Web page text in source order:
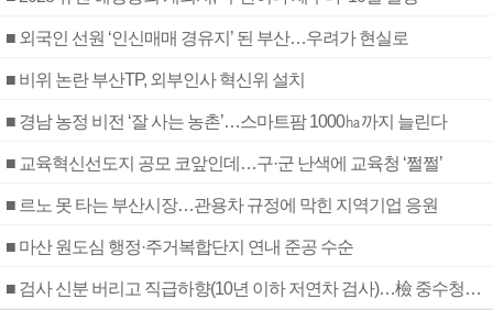
■ 외국인 선원 ‘인신매매 경유지’ 된 부산…우려가 현실로
■ 비위 논란 부산TP, 외부인사 혁신위 설치
■ 경남 농정 비전 ‘잘 사는 농촌’…스마트팜 1000㏊까지 늘린다
■ 교육혁신선도지 공모 코앞인데…구·군 난색에 교육청 ‘쩔쩔’
■ 르노 못 타는 부산시장…관용차 규정에 막힌 지역기업 응원
■ 마산 원도심 행정·주거복합단지 연내 준공 수순
■ 검사 신분 버리고 직급하향(10년 이하 저연차 검사)…檢 중수청행 기피